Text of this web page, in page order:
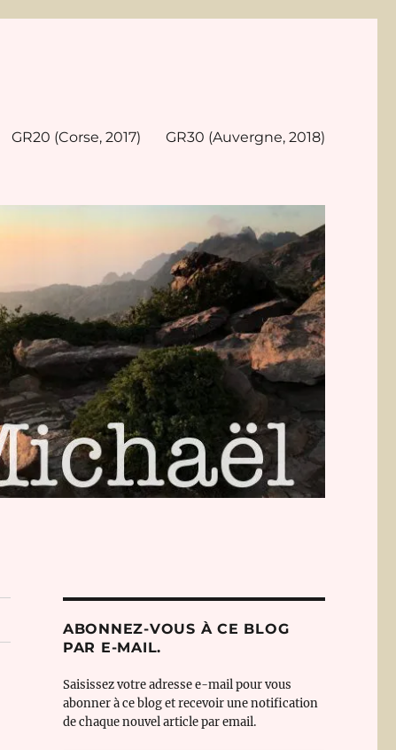
GR20 (Corse, 2017) GR30 (Auvergne, 2018)
ABONNEZ-VOUS À CE BLOG
PAR E-MAIL.
Saisissez votre adresse e-mail pour vous
abonner à ce blog et recevoir une notification
de chaque nouvel article par email.